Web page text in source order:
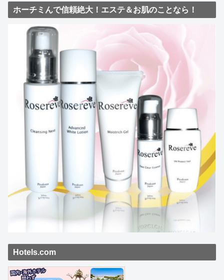
ホーチミんで信頼絶大！エステ＆お肌のことなら！
Hotels.com